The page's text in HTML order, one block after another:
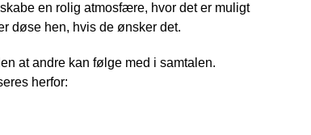
en rolig atmosfære, hvor det er muligt
døse hen, hvis de ønsker det.
at andre kan følge med i samtalen.
herfor: